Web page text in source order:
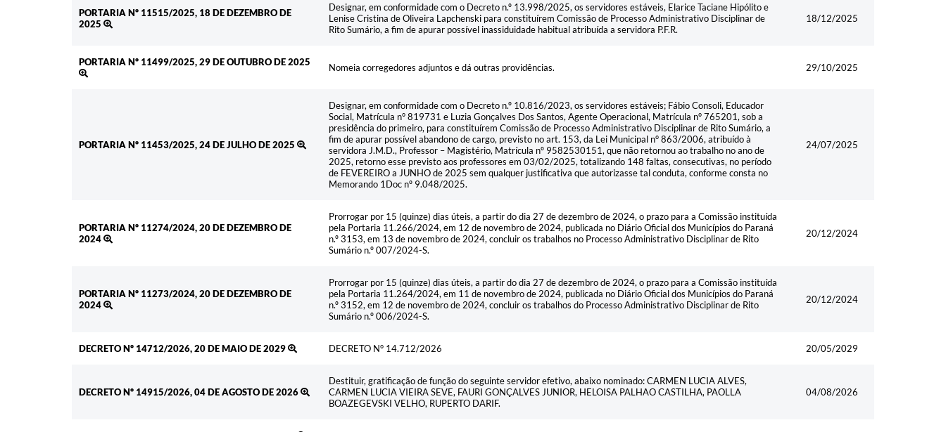
PORTARIA Nº 11515/2025, 18 DE DEZEMBRO DE
2025
Designar, em conformidade com o Decreto n.º 13.998/2025, os servidores estáveis, Elarice Taciane Hipólito e
Lenise Cristina de Oliveira Lapchenski para constituírem Comissão de Processo Administrativo Disciplinar de
Rito Sumário, a fim de apurar possível inassiduidade habitual atribuída a servidora P.F.R.
18/12/2025
PORTARIA Nº 11499/2025, 29 DE OUTUBRO DE 2025 Nomeia corregedores adjuntos e dá outras providências. 29/10/2025
PORTARIA Nº 11453/2025, 24 DE JULHO DE 2025
Designar, em conformidade com o Decreto n.º 10.816/2023, os servidores estáveis; Fábio Consoli, Educador
Social, Matrícula n° 819731 e Luzia Gonçalves Dos Santos, Agente Operacional, Matrícula n° 765201, sob a
presidência do primeiro, para constituírem Comissão de Processo Administrativo Disciplinar de Rito Sumário, a
fim de apurar possível abandono de cargo, previsto no art. 153, da Lei Municipal n° 863/2006, atribuído à
servidora J.M.D., Professor – Magistério, Matrícula nº 9582530151, que não retornou ao trabalho no ano de
2025, retorno esse previsto aos professores em 03/02/2025, totalizando 148 faltas, consecutivas, no período
de FEVEREIRO a JUNHO de 2025 sem qualquer justificativa que autorizasse tal conduta, conforme consta no
Memorando 1Doc nº 9.048/2025.
24/07/2025
PORTARIA Nº 11274/2024, 20 DE DEZEMBRO DE
2024
Prorrogar por 15 (quinze) dias úteis, a partir do dia 27 de dezembro de 2024, o prazo para a Comissão instituída
pela Portaria 11.266/2024, em 12 de novembro de 2024, publicada no Diário Oficial dos Municípios do Paraná
n.º 3153, em 13 de novembro de 2024, concluir os trabalhos no Processo Administrativo Disciplinar de Rito
Sumário n.º 007/2024-S.
20/12/2024
PORTARIA Nº 11273/2024, 20 DE DEZEMBRO DE
2024
Prorrogar por 15 (quinze) dias úteis, a partir do dia 27 de dezembro de 2024, o prazo para a Comissão instituída
pela Portaria 11.264/2024, em 11 de novembro de 2024, publicada no Diário Oficial dos Municípios do Paraná
n.º 3152, em 12 de novembro de 2024, concluir os trabalhos do Processo Administrativo Disciplinar de Rito
Sumário n.º 006/2024-S.
20/12/2024
DECRETO Nº 14712/2026, 20 DE MAIO DE 2029 DECRETO N° 14.712/2026 20/05/2029
DECRETO Nº 14915/2026, 04 DE AGOSTO DE 2026
Destituir, gratificação de função do seguinte servidor efetivo, abaixo nominado: CARMEN LUCIA ALVES,
CARMEN LUCIA VIEIRA SEVE, FAURI GONÇALVES JUNIOR, HELOISA PALHAO CASTILHA, PAOLLA
BOAZEGEVSKI VELHO, RUPERTO DARIF.
04/08/2026